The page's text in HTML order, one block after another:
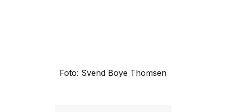
Foto: Svend Boye Thomsen